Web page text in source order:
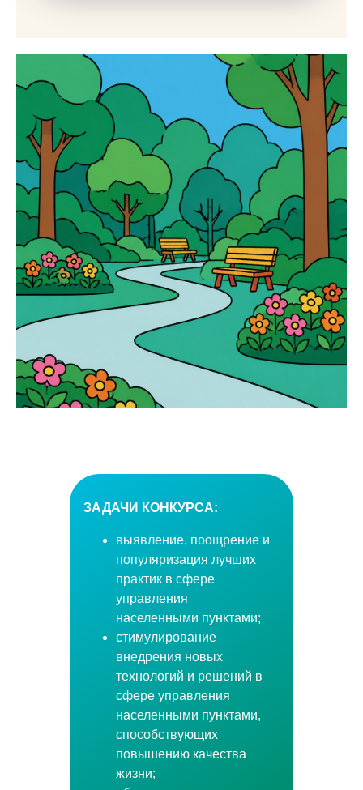
ЗАДАЧИ КОНКУРСА:
выявление, поощрение и
популяризация лучших
практик в сфере
управления
населенными пунктами;
стимулирование
внедрения новых
технологий и решений в
сфере управления
населенными пунктами,
способствующих
повышению качества
жизни;